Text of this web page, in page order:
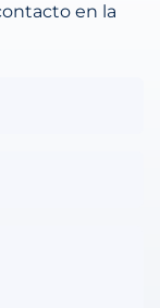
en la